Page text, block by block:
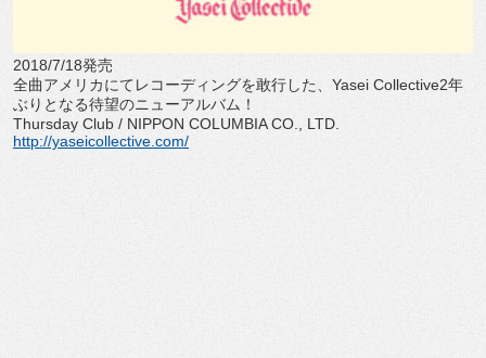
2018/7/18発売
全曲アメリカにてレコーディングを敢行した、Yasei Collective2年
ぶりとなる待望のニューアルバム！
Thursday Club / NIPPON COLUMBIA CO., LTD.
http://yaseicollective.com/